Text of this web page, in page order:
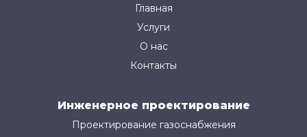
Главная
Услуги
О нас
Контакты
Инженерное проектирование
Проектирование газоснабжения